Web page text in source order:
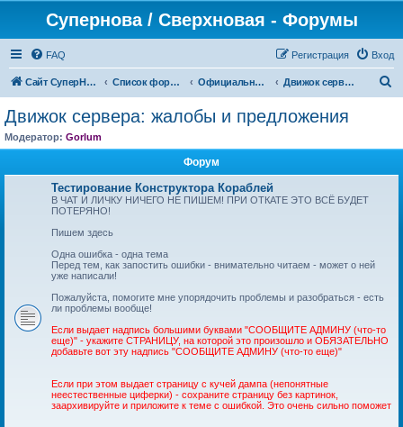
Супернова / Сверхновая - Форумы
FAQ Вход
Регистрация
Сайт СуперНова Список форумов Официальные сервера проекта "Сверхновая" (*.supernova.ws) Движок сервера: жалобы и предложения
Движок сервера: жалобы и предложения
Модератор: Gorlum
Форум
Тестирование Конструктора Кораблей
В ЧАТ И ЛИЧКУ НИЧЕГО НЕ ПИШЕМ! ПРИ ОТКАТЕ ЭТО ВСЁ БУДЕТ
ПОТЕРЯНО!
Пишем здесь
Одна ошибка - одна тема
Перед тем, как запостить ошибки - внимательно читаем - может о ней
уже написали!
Пожалуйста, помогите мне упорядочить проблемы и разобраться - есть
ли проблемы вообще!
Если выдает надпись большими буквами "СООБЩИТЕ АДМИНУ (что-то
еще)" - укажите СТРАНИЦУ, на которой это произошло и ОБЯЗАТЕЛЬНО
добавьте вот эту надпись "СООБЩИТЕ АДМИНУ (что-то еще)"
Если при этом выдает страницу с кучей дампа (непонятные
неестественные циферки) - сохраните страницу без картинок,
заархивируйте и приложите к теме с ошибкой. Это очень сильно поможет